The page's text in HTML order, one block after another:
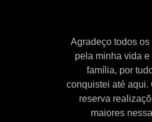
Agradeço todos os
pela minha vida e
família, por
conquistei até aqui.
reserva
maiores